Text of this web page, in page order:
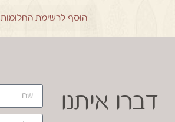
הוסף לרשימת החלומות
דברו איתנו